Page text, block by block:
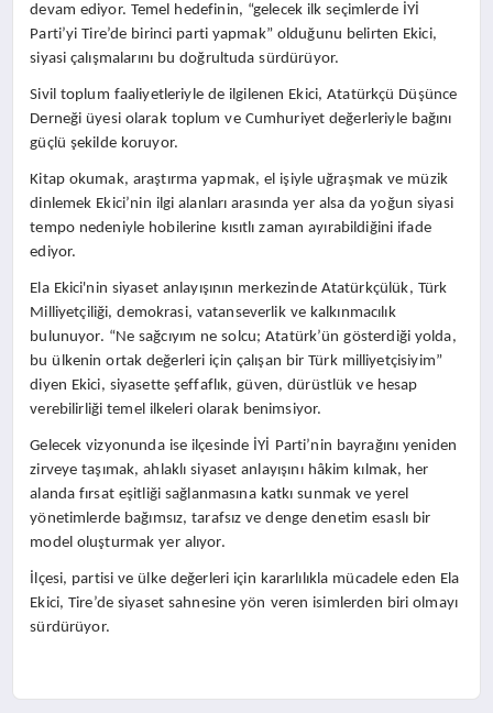
devam ediyor. Temel hedefinin, “gelecek ilk seçimlerde İYİ
Parti’yi Tire’de birinci parti yapmak” olduğunu belirten Ekici,
siyasi çalışmalarını bu doğrultuda sürdürüyor.
Sivil toplum faaliyetleriyle de ilgilenen Ekici, Atatürkçü Düşünce
Derneği üyesi olarak toplum ve Cumhuriyet değerleriyle bağını
güçlü şekilde koruyor.
Kitap okumak, araştırma yapmak, el işiyle uğraşmak ve müzik
dinlemek Ekici’nin ilgi alanları arasında yer alsa da yoğun siyasi
tempo nedeniyle hobilerine kısıtlı zaman ayırabildiğini ifade
ediyor.
Ela Ekici'nin siyaset anlayışının merkezinde Atatürkçülük, Türk
Milliyetçiliği, demokrasi, vatanseverlik ve kalkınmacılık
bulunuyor. “Ne sağcıyım ne solcu; Atatürk’ün gösterdiği yolda,
bu ülkenin ortak değerleri için çalışan bir Türk milliyetçisiyim”
diyen Ekici, siyasette şeffaflık, güven, dürüstlük ve hesap
verebilirliği temel ilkeleri olarak benimsiyor.
Gelecek vizyonunda ise ilçesinde İYİ Parti’nin bayrağını yeniden
zirveye taşımak, ahlaklı siyaset anlayışını hâkim kılmak, her
alanda fırsat eşitliği sağlanmasına katkı sunmak ve yerel
yönetimlerde bağımsız, tarafsız ve denge denetim esaslı bir
model oluşturmak yer alıyor.
İlçesi, partisi ve ülke değerleri için kararlılıkla mücadele eden Ela
Ekici, Tire’de siyaset sahnesine yön veren isimlerden biri olmayı
sürdürüyor.